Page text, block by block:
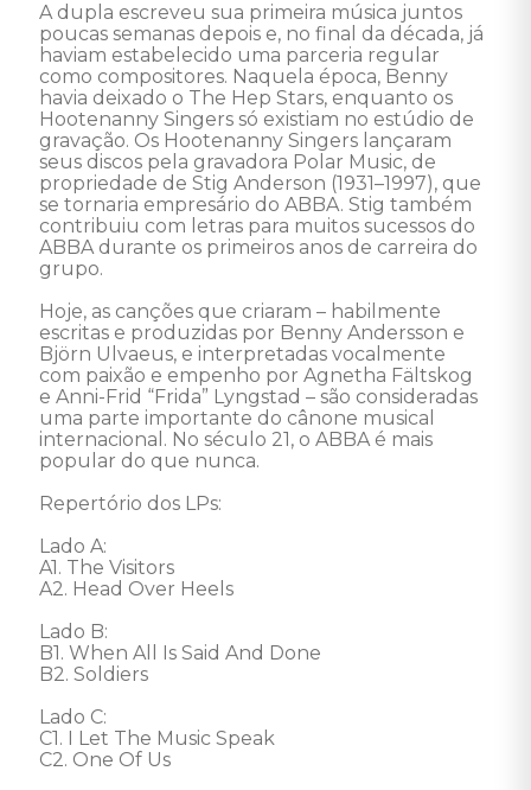
A dupla escreveu sua primeira música juntos
poucas semanas depois e, no final da década, já
haviam estabelecido uma parceria regular
como compositores. Naquela época, Benny
havia deixado o The Hep Stars, enquanto os
Hootenanny Singers só existiam no estúdio de
gravação. Os Hootenanny Singers lançaram
seus discos pela gravadora Polar Music, de
propriedade de Stig Anderson (1931–1997), que
se tornaria empresário do ABBA. Stig também
contribuiu com letras para muitos sucessos do
ABBA durante os primeiros anos de carreira do
grupo.
Hoje, as canções que criaram – habilmente
escritas e produzidas por Benny Andersson e
Björn Ulvaeus, e interpretadas vocalmente
com paixão e empenho por Agnetha Fältskog
e Anni-Frid “Frida” Lyngstad – são consideradas
uma parte importante do cânone musical
internacional. No século 21, o ABBA é mais
popular do que nunca.
Repertório dos LPs:
Lado A:
A1. The Visitors
A2. Head Over Heels
Lado B:
B1. When All Is Said And Done
B2. Soldiers
Lado C:
C1. I Let The Music Speak
C2. One Of Us